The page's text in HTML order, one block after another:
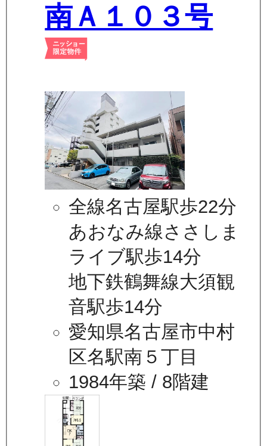
南Ａ１０３号
全線名古屋駅歩22分
あおなみ線ささしま
ライブ駅歩14分
地下鉄鶴舞線大須観
音駅歩14分
愛知県名古屋市中村
区名駅南５丁目
1984年築 / 8階建